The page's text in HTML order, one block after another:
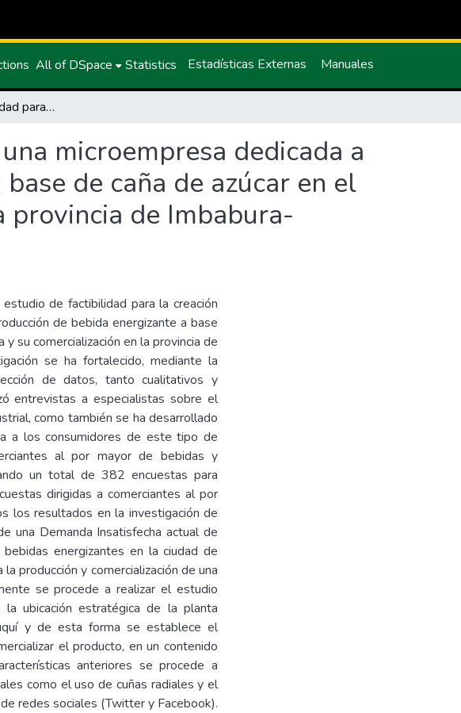
All of DSpace Statistics Estadísticas Externas Manuales
Estudio de factibilidad para la creación de una microempresa dedicada a la producción de una bebida energizante a base de caña de azúcar en el Valle del Chota y su comercialización en la provincia de Imbabura-ciudad de Ibarra
microempresa dedicada a
de caña de azúcar en el
provincia de Imbabura-
de factibilidad para la creación
de bebida energizante a base
su comercialización en la provincia de
se ha fortalecido, mediante la
de datos, tanto cualitativos y
entrevistas a especialistas sobre el
como también se ha desarrollado
a los consumidores de este tipo de
al por mayor de bebidas y
un total de 382 encuestas para
dirigidas a comerciantes al por
los resultados en la investigación de
una Demanda Insatisfecha actual de
energizantes en la ciudad de
producción y comercialización de una
se procede a realizar el estudio
ubicación estratégica de la planta
y de esta forma se establece el
el producto, en un contenido
anteriores se procede a
como el uso de cuñas radiales y el
redes sociales (Twitter y Facebook).